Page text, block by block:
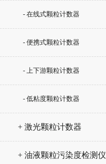
- 在线式颗粒计数器
- 便携式颗粒计数器
- 上下游颗粒计数器
- 低粘度颗粒计数器
+ 激光颗粒计数器
+ 油液颗粒污染度检测仪